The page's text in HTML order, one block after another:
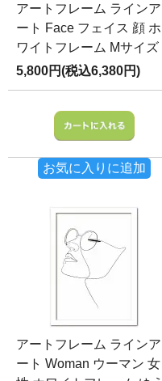
アートフレーム ラインア
ート Face フェイス 顔 ホ
ワイトフレーム Mサイズ
5,800円(税込6,380円)
お気に入りに追加
アートフレーム ラインア
ート Woman ウーマン 女